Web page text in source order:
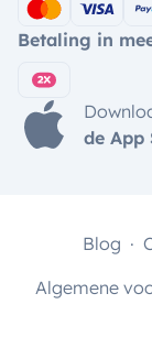
Betaling in
de App
Blog
Algemene